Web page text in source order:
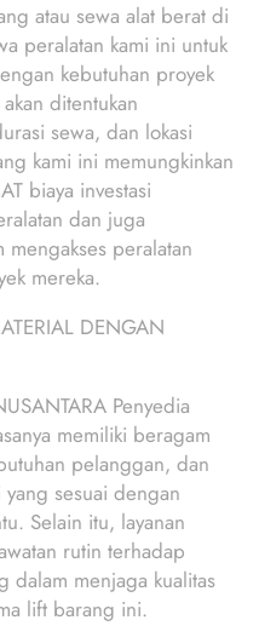
atau sewa alat berat di
peralatan kami ini untuk
kebutuhan proyek
ditentukan
sewa, dan lokasi
kami ini memungkinkan
biaya investasi
dan juga
peralatan
mereka.
DENGAN
Penyedia
memiliki beragam
pelanggan, dan
sesuai dengan
Selain itu, layanan
rutin terhadap
dalam menjaga kualitas
lift barang ini.